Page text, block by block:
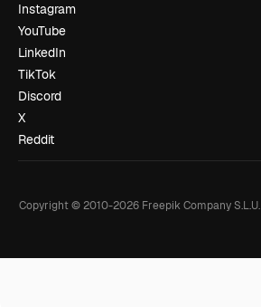
Instagram
YouTube
LinkedIn
TikTok
Discord
X
Reddit
Copyright © 2010-2026Freepik Company S.L.U.